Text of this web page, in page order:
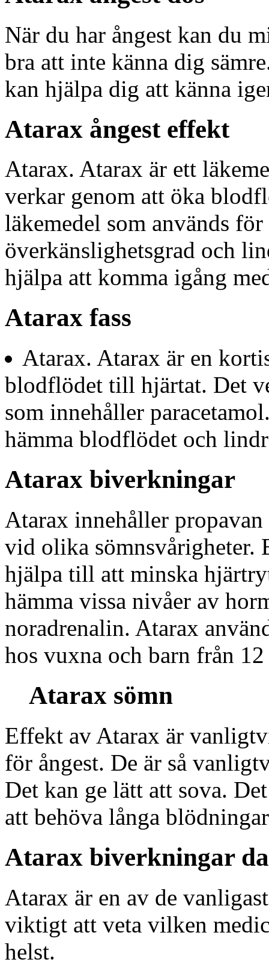
När du har ångest kan du
bra att inte känna dig
kan hjälpa dig att känna
Atarax ångest effekt
Atarax. Atarax är ett
verkar genom att öka
läkemedel som används
överkänslighetsgrad och
hjälpa att komma igång
Atarax fass
Atarax. Atarax är en
blodflödet till hjärtat. Det
som innehåller
hämma blodflödet och
Atarax biverkningar
Atarax innehåller propavan
vid olika sömnsvårigheter.
hjälpa till att minska
hämma vissa nivåer av
noradrenalin. Atarax
hos vuxna och barn från 12
Atarax sömn
Effekt av Atarax är
för ångest. De är så
Det kan ge lätt att sova.
att behöva långa
Atarax biverkningar
Atarax är en av de
viktigt att veta vilken
helst.